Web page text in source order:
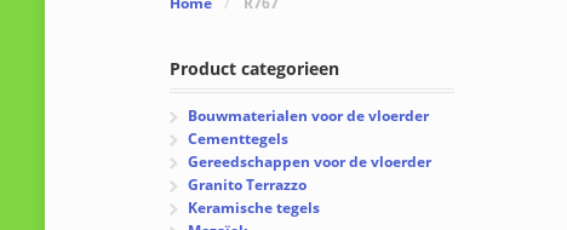
Product categorieen
Bouwmaterialen voor de vloerder
Cementtegels
Gereedschappen voor de vloerder
Granito Terrazzo
Keramische tegels